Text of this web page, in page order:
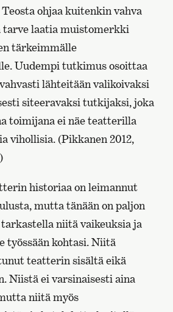
ohjaa kuitenkin vahva
tarve laatia muistomerkki
tärkeimmälle
Uudempi tutkimus osoittaa
lähteitään valikoivaksi
siteeravaksi tutkijaksi, joka
toimijana ei näe teatterilla
vihollisia. (Pikkanen 2012,
historiaa on leimannut
mutta tänään on paljon
niitä vaikeuksia ja
työssään kohtasi. Niitä
teatterin sisältä eikä
Niistä ei varsinaisesti aina
niitä myös